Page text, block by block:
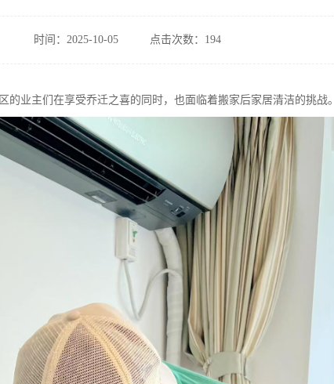
时间：2025-10-05 点击次数：194
业主们在享受乔迁之喜的同时，也面临着搬家后家居清洁的挑战。